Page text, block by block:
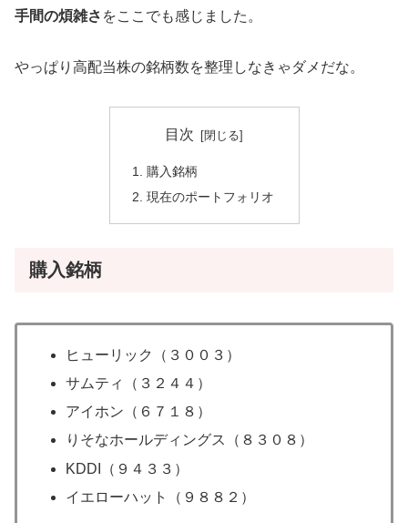
手間の煩雑さ をここでも感じました。
やっぱり高配当株の銘柄数を整理しなきゃダメだな。
目次
購入銘柄
現在のポートフォリオ
購入銘柄
ヒューリック（３００３）
サムティ（３２４４）
アイホン（６７１８）
りそなホールディングス（８３０８）
KDDI（９４３３）
イエローハット（９８８２）